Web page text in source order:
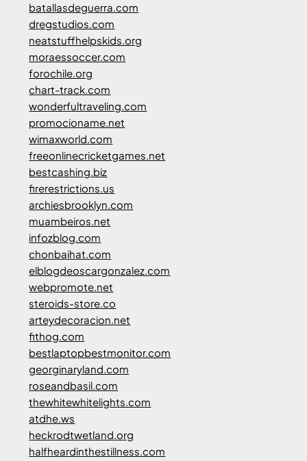
batallasdeguerra.com
dregstudios.com
neatstuffhelpskids.org
moraessoccer.com
forochile.org
chart-track.com
wonderfultraveling.com
promocioname.net
wimaxworld.com
freeonlinecricketgames.net
bestcashing.biz
firerestrictions.us
archiesbrooklyn.com
muambeiros.net
infozblog.com
chonbaihat.com
elblogdeoscargonzalez.com
webpromote.net
steroids-store.co
arteydecoracion.net
fithog.com
bestlaptopbestmonitor.com
georginaryland.com
roseandbasil.com
thewhitewhitelights.com
atdhe.ws
heckrodtwetland.org
halfheardinthestillness.com